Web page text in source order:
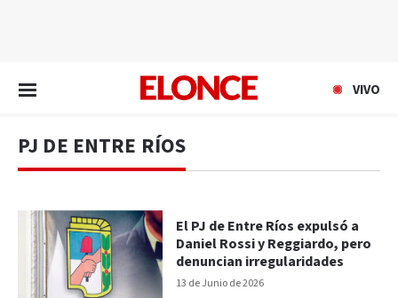
VIVO
PJ DE ENTRE RÍOS
13 de Junio de 2026
El PJ de Entre Ríos expulsó a
Daniel Rossi y Reggiardo, pero
denuncian irregularidades